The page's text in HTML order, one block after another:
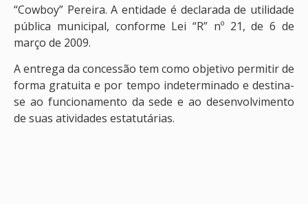
“Cowboy” Pereira. A entidade é declarada de utilidade
pública municipal, conforme Lei “R” nº 21, de 6 de
março de 2009.
A entrega da concessão tem como objetivo permitir de
forma gratuita e por tempo indeterminado e destina-
se ao funcionamento da sede e ao desenvolvimento
de suas atividades estatutárias.